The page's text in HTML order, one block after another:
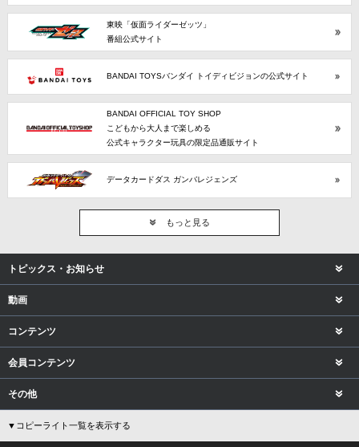
東映「仮面ライダーゼッツ」
番組公式サイト
BANDAI TOYSバンダイ トイディビジョンの公式サイト
BANDAI OFFICIAL TOY SHOP
こどもから大人まで楽しめる
公式キャラクター玩具の限定品通販サイト
データカードダス ガンバレジェンズ
もっと見る
トピックス・お知らせ
動画
コンテンツ
会員コンテンツ
その他
▼コピーライト一覧を表示する